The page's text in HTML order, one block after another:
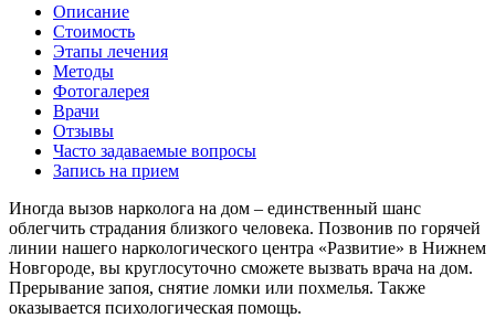
Описание
Стоимость
Этапы лечения
Методы
Фотогалерея
Врачи
Отзывы
Часто задаваемые вопросы
Запись на прием
Иногда вызов нарколога на дом – единственный шанс
облегчить страдания близкого человека. Позвонив по горячей
линии нашего наркологического центра «Развитие» в Нижнем
Новгороде, вы круглосуточно сможете вызвать врача на дом.
Прерывание запоя, снятие ломки или похмелья. Также
оказывается психологическая помощь.